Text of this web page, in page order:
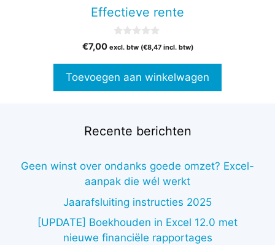
Effectieve rente
v
5
€7,00 excl. btw (€8,47incl. btw)
Toevoegen aan winkelwagen
Recente berichten
Geen winst over ondanks goede omzet? Excel-
aanpak die wél werkt
Jaarafsluiting instructies 2025
[UPDATE] Boekhouden in Excel 12.0 met
nieuwe financiële rapportages